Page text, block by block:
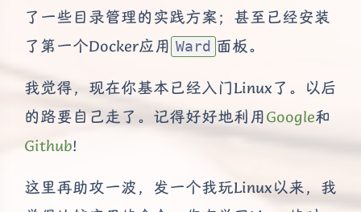
了一些目录管理的实践方案；甚至已经安装
了第一个Docker应用 Ward 面板。
我觉得，现在你基本已经入门Linux了。以后
的路要自己走了。记得好好地利用Google和
Github!
这里再助攻一波，发一个我玩Linux以来，我